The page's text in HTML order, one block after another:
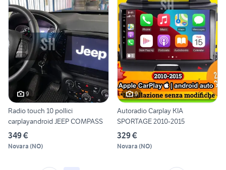
9
Radio touch 10 pollici
carplayandroid JEEP COMPASS
349 €
Novara (NO)
9
Autoradio Carplay KIA
SPORTAGE 2010-2015
329 €
Novara (NO)